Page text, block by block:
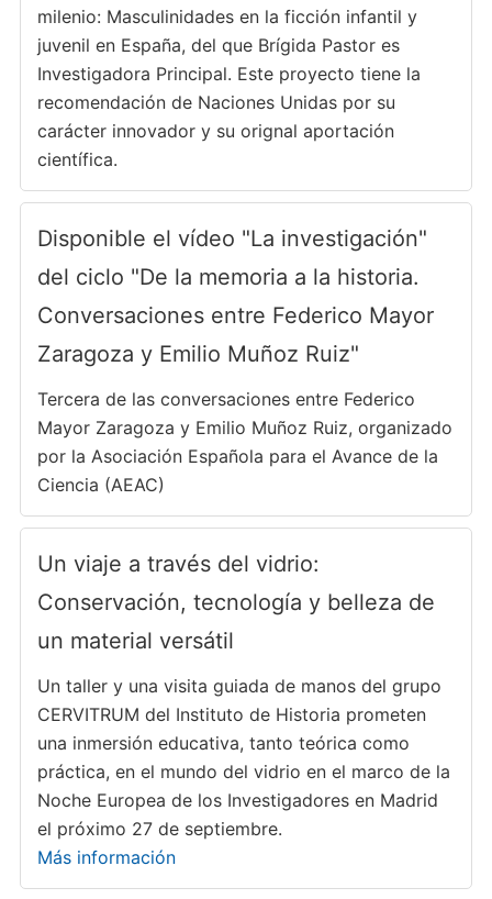
milenio: Masculinidades en la ficción infantil y
juvenil en España, del que Brígida Pastor es
Investigadora Principal. Este proyecto tiene la
recomendación de Naciones Unidas por su
carácter innovador y su orignal aportación
científica.
Disponible el vídeo "La investigación"
del ciclo "De la memoria a la historia.
Conversaciones entre Federico Mayor
Zaragoza y Emilio Muñoz Ruiz"
Tercera de las conversaciones entre Federico
Mayor Zaragoza y Emilio Muñoz Ruiz, organizado
por la Asociación Española para el Avance de la
Ciencia (AEAC)
Un viaje a través del vidrio:
Conservación, tecnología y belleza de
un material versátil
Un taller y una visita guiada de manos del grupo
CERVITRUM del Instituto de Historia prometen
una inmersión educativa, tanto teórica como
práctica, en el mundo del vidrio en el marco de la
Noche Europea de los Investigadores en Madrid
el próximo 27 de septiembre.
Más información